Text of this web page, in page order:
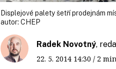
Displejové palety šetří prodejnám
autor: CHEP
Radek Novotný,
22. 5. 2014 14:30 / 2